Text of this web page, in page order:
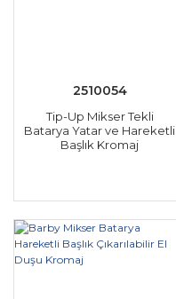
2510054
Tip-Up Mikser Tekli
Batarya Yatar ve Hareketli
Başlık Kromaj